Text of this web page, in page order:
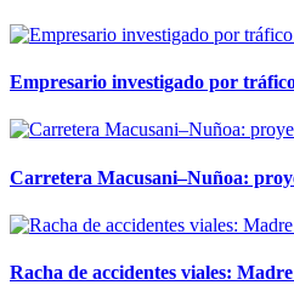
Empresario investigado por
Carretera Macusani–Nuñoa:
Racha de accidentes viales: